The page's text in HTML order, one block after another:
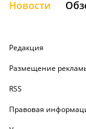
Новости
Редакция
Размещение
RSS
Правовая